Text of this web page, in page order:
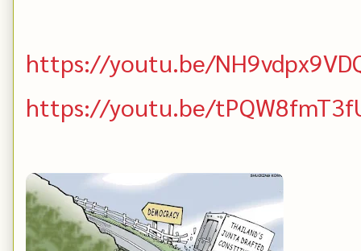
https://youtu.be/
https://youtu.be/